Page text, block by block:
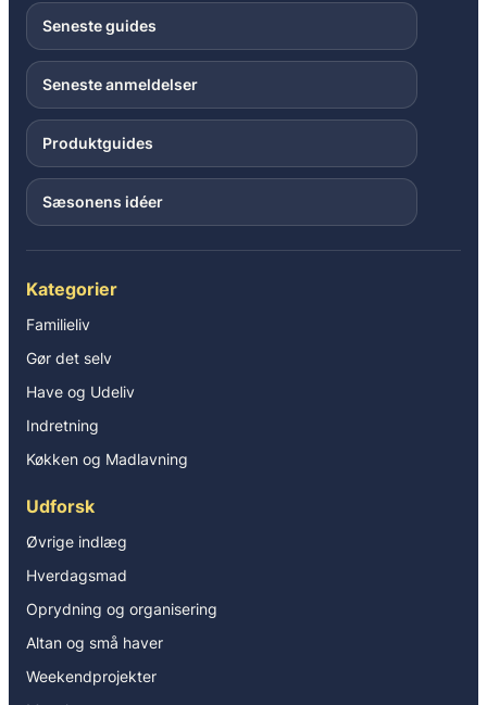
Seneste guides
Seneste anmeldelser
Produktguides
Sæsonens idéer
Kategorier
Familieliv
Gør det selv
Have og Udeliv
Indretning
Køkken og Madlavning
Udforsk
Øvrige indlæg
Hverdagsmad
Oprydning og organisering
Altan og små haver
Weekendprojekter